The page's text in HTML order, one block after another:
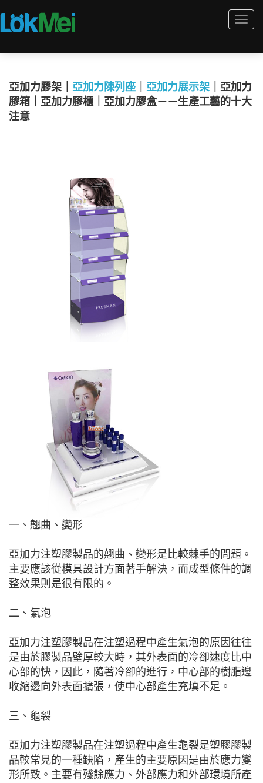
亞加力膠架｜ 亞加力陳列座 亞加力展示架 ｜亞加力
膠箱｜亞加力膠櫃｜亞加力膠盒－－生產工藝的十大
注意
一、翹曲、變形
亞加力注塑膠製品的翹曲、變形是比較棘手的問題。
主要應該從模具設計方面著手解決，而成型條件的調
整效果則是很有限的。
二、氣泡
亞加力注塑膠製品在注塑過程中產生氣泡的原因往往
是由於膠製品壁厚較大時，其外表面的冷卻速度比中
心部的快，因此，隨著冷卻的進行，中心部的樹脂邊
收縮邊向外表面擴張，使中心部產生充填不足。
三、龜裂
亞加力注塑膠製品在注塑過程中產生龜裂是塑膠膠製
品較常見的一種缺陷，產生的主要原因是由於應力變
形所致。主要有殘餘應力、外部應力和外部環境所產